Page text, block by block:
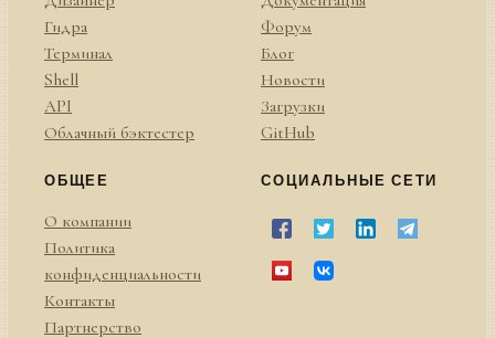
Гидра
Терминал
Shell
API
Облачный бэктестер
Форум
Блог
Новости
Загрузки
GitHub
ОБЩЕЕ
О компании
Политика
конфиденциальности
Контакты
Партнерство
СОЦИАЛЬНЫЕ СЕТИ